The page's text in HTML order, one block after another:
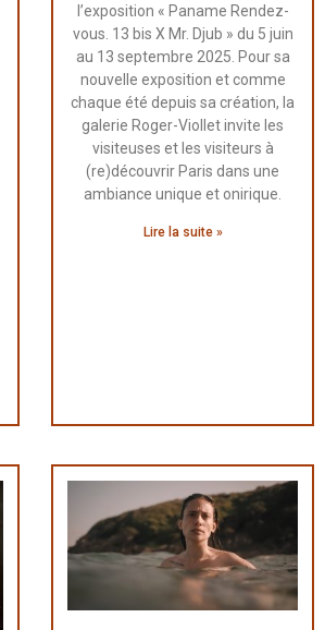
l’exposition « Paname Rendez-
vous. 13 bis X Mr. Djub » du 5 juin
au 13 septembre 2025. Pour sa
nouvelle exposition et comme
chaque été depuis sa création, la
galerie Roger-Viollet invite les
visiteuses et les visiteurs à
(re)découvrir Paris dans une
ambiance unique et onirique.
Lire la suite »